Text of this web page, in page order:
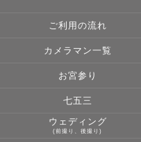
ご利用の流れ
カメラマン一覧
お宮参り
七五三
ウェディング
(前撮り、後撮り)